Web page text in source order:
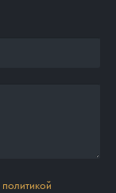
политикой